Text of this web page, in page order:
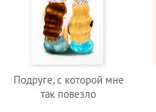
Подруге, с которой мне
так повезло